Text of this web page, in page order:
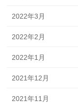
2022年3月
2022年2月
2022年1月
2021年12月
2021年11月